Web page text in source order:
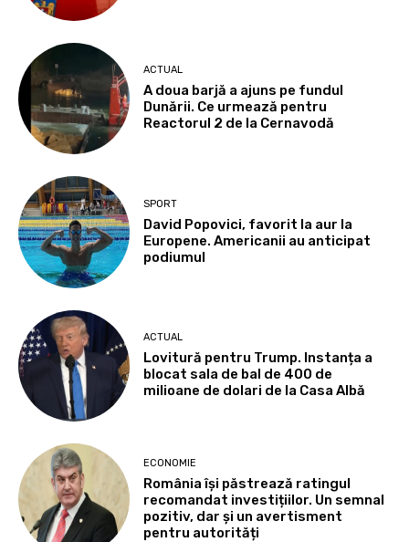
ACTUAL
A doua barjă a ajuns pe fundul
Dunării. Ce urmează pentru
Reactorul 2 de la Cernavodă
SPORT
David Popovici, favorit la aur la
Europene. Americanii au anticipat
podiumul
ACTUAL
Lovitură pentru Trump. Instanța a
blocat sala de bal de 400 de
milioane de dolari de la Casa Albă
ECONOMIE
România își păstrează ratingul
recomandat investițiilor. Un semnal
pozitiv, dar și un avertisment
pentru autorități